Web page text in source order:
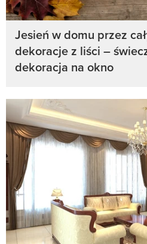
Jesień w domu przez
dekoracje z liści –
dekoracja na okno